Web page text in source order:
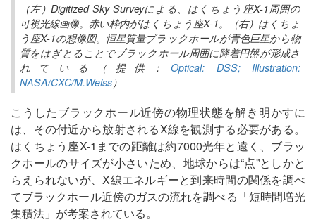
（左）Digitized Sky Surveyによる、はくちょう座X-1周囲の
可視光線画像。赤い枠内がはくちょう座X-1。（右）はくちょ
う座X-1の想像図。恒星質量ブラックホールが青色巨星から物
質をはぎとることでブラックホール周囲に降着円盤が形成さ
れている（提供：Optical: DSS; Illustration:
NASA/CXC/M.Weiss ）
こうしたブラックホール近傍の物理状態を解き明かすに
は、その付近から放射されるX線を観測する必要がある。
はくちょう座X-1までの距離は約7000光年と遠く、ブラッ
クホールのサイズが小さいため、地球からは“点”としかと
らえられないが、X線エネルギーと到来時間の関係を調べ
てブラックホール近傍のガスの流れを調べる「短時間増光
集積法」が考案されている。